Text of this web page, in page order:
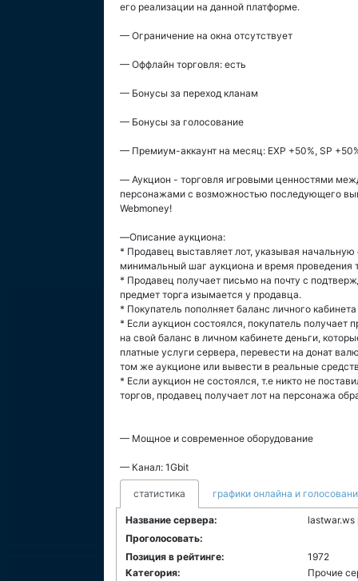
его реализации на данной платформе.
— Ограничение на окна отсутствует
— Оффлайн торговля: есть
— Бонусы за переход кланам
— Бонусы за голосование
— Премиум-аккаунт на месяц: EXP +50%, SP
— Аукцион - торговля игровыми ценностями
персонажами с возможностью последующего
Webmoney!
—Описание аукциона:
* Продавец выставляет лот, указывая начальную
минимальный шаг аукциона и время проведения
* Продавец получает письмо на почту с
предмет торга изымается у продавца.
* Покупатель пополняет баланс личного кабинета
* Если аукцион состоялся, покупатель получает
на свой баланс в личном кабинете деньги,
платные услуги сервера, перевести на донат
том же аукционе или вывести в реальные
* Если аукцион не состоялся, т.е никто не
торгов, продавец получает лот на персонажа
— Мощное и современное оборудование
— Канал: 1Gbit
статистика графики онлайна и
Название сервера:
Проголосовать:
Позиция в рейтинге:
1972
Категория:
Прочие